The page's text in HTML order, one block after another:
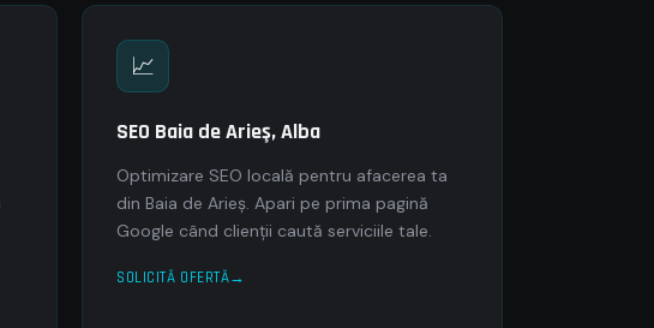
📈
SEO Baia de Arieş, Alba
Optimizare SEO locală pentru afacerea ta
din Baia de Arieş. Apari pe prima pagină
Google când clienții caută serviciile tale.
SOLICITĂ OFERTĂ